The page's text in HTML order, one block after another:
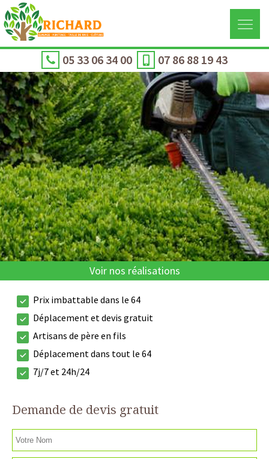
05 33 06 34 00 07 86 88 19 43
Voir nos réalisations
Prix imbattable dans le 64
Déplacement et devis gratuit
Artisans de père en fils
Déplacement dans tout le 64
7j/7 et 24h/24
Demande de devis gratuit